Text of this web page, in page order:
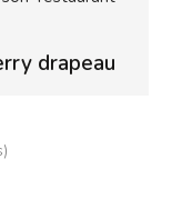
drapeau